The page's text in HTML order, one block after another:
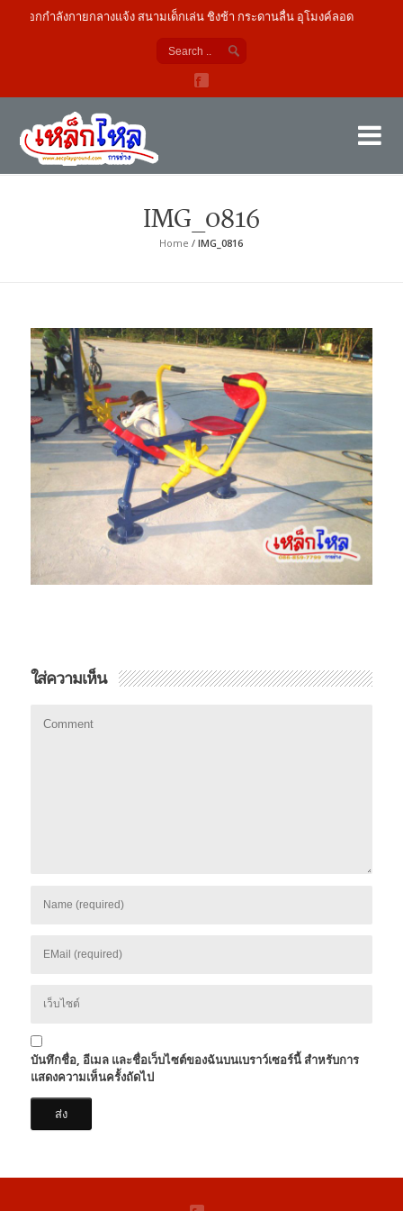
งออกกำลังกายกลางแจ้ง สนามเด็กเล่น ชิงช้า กระดานลื่น อุโมงค์ลอด
IMG_0816
Home /IMG_0816
ใส่ความเห็น
บันทึกชื่อ, อีเมล และชื่อเว็บไซต์ของฉันบนเบราว์เซอร์นี้ สำหรับการ
แสดงความเห็นครั้งถัดไป